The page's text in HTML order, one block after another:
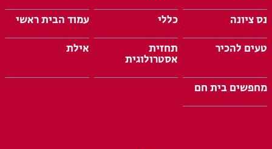
נס ציונה
כללי
עמוד הבית ראשי
טעים להכיר
תחזית
אסטרולוגית
אילת
מחפשים בית חם